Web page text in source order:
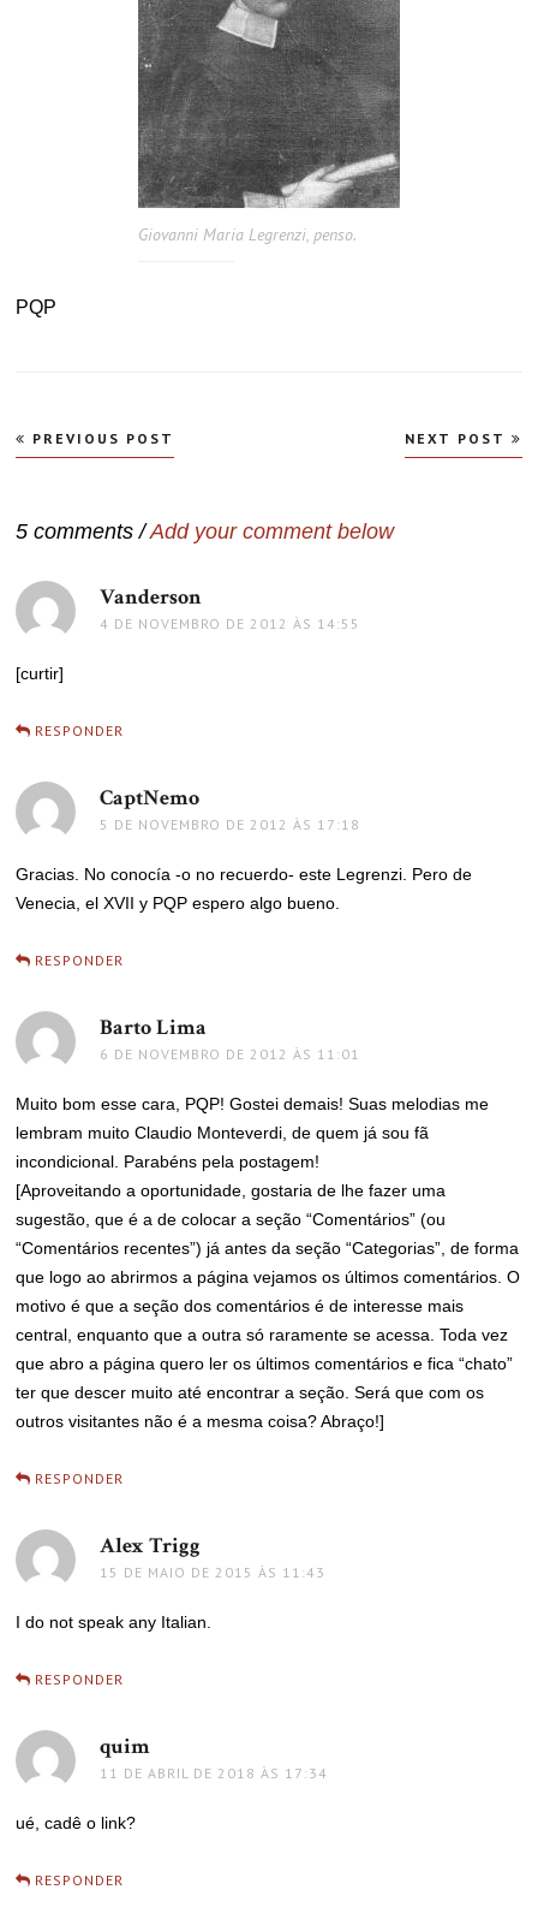
Giovanni Maria Legrenzi, penso.
PQP
Navegação
de
PREVIOUS POST NEXT POST
5 comments /Add your comment below
Vanderson
4 DE NOVEMBRO DE 2012 ÀS 14:55
[curtir]
RESPONDER
CaptNemo
5 DE NOVEMBRO DE 2012 ÀS 17:18
Gracias. No conocía -o no recuerdo- este Legrenzi. Pero de
Venecia, el XVII y PQP espero algo bueno.
RESPONDER
Barto Lima
6 DE NOVEMBRO DE 2012 ÀS 11:01
Muito bom esse cara, PQP! Gostei demais! Suas melodias me
lembram muito Claudio Monteverdi, de quem já sou fã
incondicional. Parabéns pela postagem!
[Aproveitando a oportunidade, gostaria de lhe fazer uma
sugestão, que é a de colocar a seção “Comentários” (ou
“Comentários recentes”) já antes da seção “Categorias”, de forma
que logo ao abrirmos a página vejamos os últimos comentários. O
motivo é que a seção dos comentários é de interesse mais
central, enquanto que a outra só raramente se acessa. Toda vez
que abro a página quero ler os últimos comentários e fica “chato”
ter que descer muito até encontrar a seção. Será que com os
outros visitantes não é a mesma coisa? Abraço!]
RESPONDER
Alex Trigg
15 DE MAIO DE 2015 ÀS 11:43
I do not speak any Italian.
RESPONDER
quim
11 DE ABRIL DE 2018 ÀS 17:34
ué, cadê o link?
RESPONDER